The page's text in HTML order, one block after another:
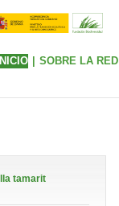
INICIO SOBRE LA RED
tamarit